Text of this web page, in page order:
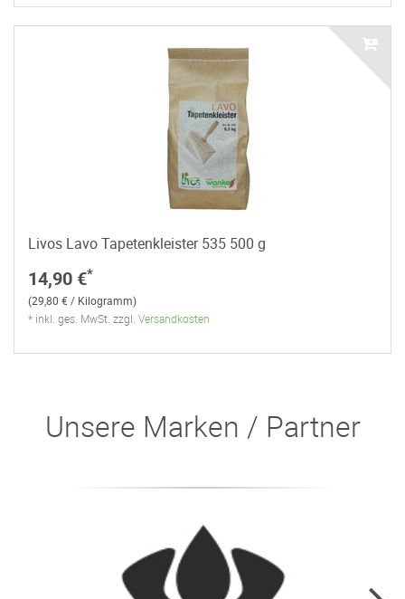
Livos Lavo Tapetenkleister 535 500 g
14,90 €*
(29,80 € / Kilogramm)
* inkl. ges. MwSt. zzgl. Versandkosten
Unsere Marken / Partner